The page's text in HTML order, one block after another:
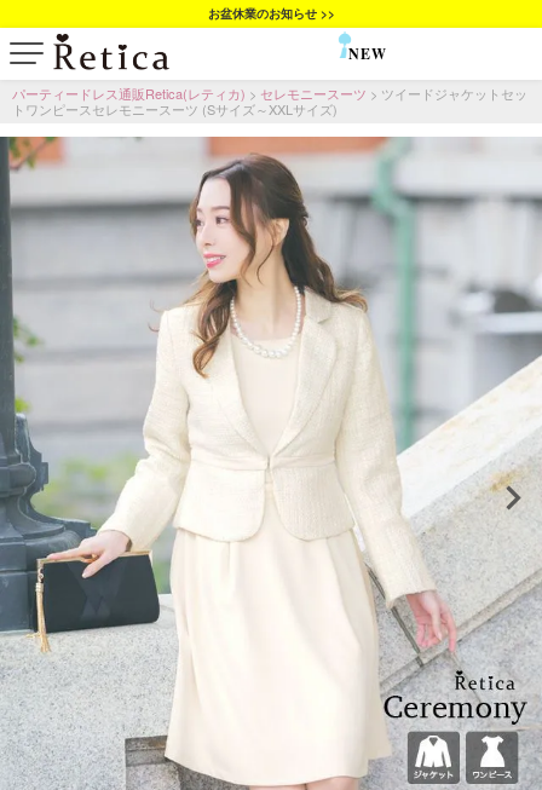
お盆休業のお知らせ >>
NEW
パーティードレス通販Retica(レティカ) セレモニースーツ
ツイードジャケットセッ
トワンピースセレモニースーツ (Sサイズ～XXLサイズ)